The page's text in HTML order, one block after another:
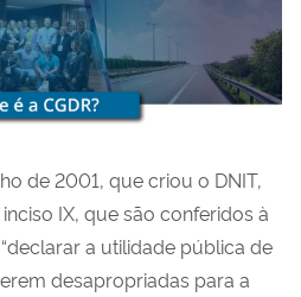
de 2001, que criou o DNIT,
IX, que são conferidos à
a utilidade pública de
desapropriadas para a